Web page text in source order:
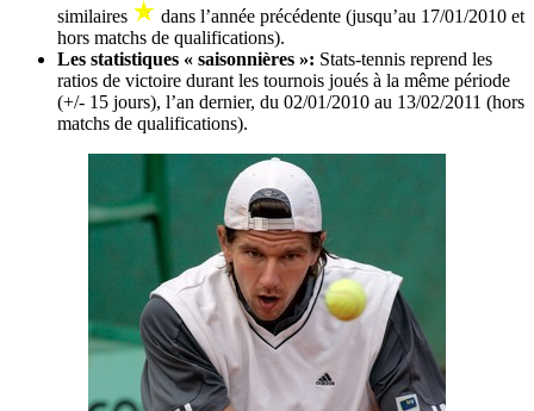
similaires
dans l’année précédente (jusqu’au 17/01/2010 et
hors matchs de qualifications).
Les statistiques « saisonnières »: Stats-tennis reprend les
ratios de victoire durant les tournois joués à la même période
(+/- 15 jours), l’an dernier, du 02/01/2010 au 13/02/2011 (hors
matchs de qualifications).